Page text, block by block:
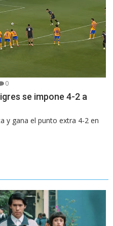
0
se impone 4-2 a
y gana el punto extra 4-2 en